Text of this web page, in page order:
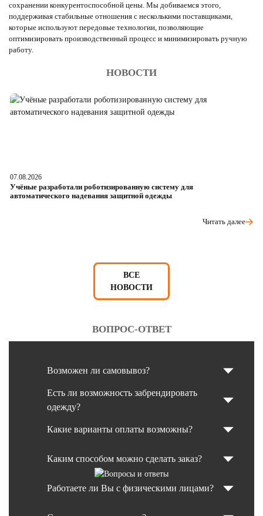
сохранении конкурентоспособной цены. Мы добиваемся этого,
поддерживая стабильные отношения с несколькими поставщиками,
которые используют передовые технологии, позволяющие
оптимизировать производственный процесс и минимизировать ручную
работу.
НОВОСТИ
07.08.2026
Учёные разработали роботизированную систему для
автоматического надевания защитной одежды
Читать далее
ВСЕ
НОВОСТИ
ВОПРОС-ОТВЕТ
Возможен ли самовывоз?
Есть ли возможность забрендировать
одежду?
Какие варианты оплаты возможны?
Каким способом можно сделать заказ?
Работаете ли Вы с физическими лицами?